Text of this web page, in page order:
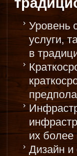
Уровень
услуги,
в
их
Дизайн и